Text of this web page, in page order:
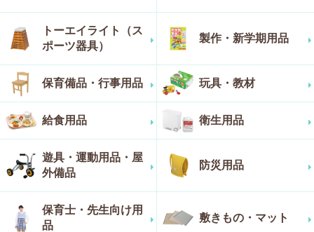
トーエイライト（ス
ポーツ器具）
製作・新学期用品
保育備品・行事用品 玩具・教材
給食用品 衛生用品
遊具・運動用品・屋
外備品
防災用品
保育士・先生向け用
品
敷きもの・マット